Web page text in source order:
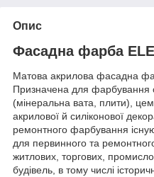
Опис
Фасадна фарба
Матова акрилова фасадна
Призначена для фарбування
(мінеральна вата, плити),
акрилової й силіконової
ремонтного фарбування
для первинного та
житлових, торгових,
будівель, в тому числі